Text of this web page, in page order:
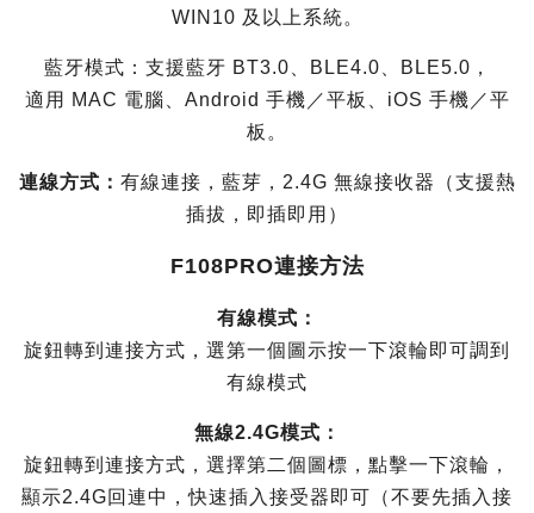
WIN10 及以上系統。
藍牙模式：支援藍牙 BT3.0、BLE4.0、BLE5.0，
適用 MAC 電腦、Android 手機／平板、iOS 手機／平
板。
連線方式： 有線連接，藍芽，2.4G 無線接收器（支援熱
插拔，即插即用）
F108PRO連接方法
有線模式：
旋鈕轉到連接方式，選第一個圖示按一下滾輪即可調到
有線模式
無線2.4G模式：
旋鈕轉到連接方式，選擇第二個圖標，點擊一下滾輪，
顯示2.4G回連中，快速插入接受器即可（不要先插入接